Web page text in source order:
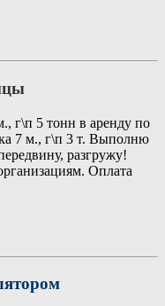
г\п 5 тонн в аренду по
7 м., г\п 3 т. Выполню
разгружу!
Оплата